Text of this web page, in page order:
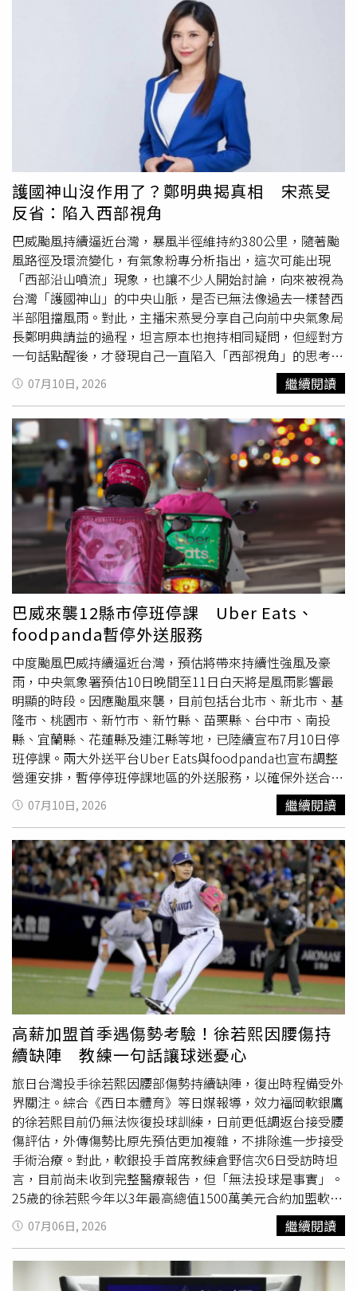
導，襄陽宜城警方7月15日公布這起案件。事件可追溯至6
月2日，宜城市一間超市店員李某盤點庫存時發現，店內五
糧液、劍南春等多款高價白酒銷量突然暴增，短短3天就賣
出200多瓶，總價超過13萬元人民幣（約新台幣53萬元）。
李某表示，過去高檔白酒銷量並不高，平均一個月僅能賣出
三、四瓶，就算逢年過節，一次能賣出一、兩箱就算很多，
這次短短3天就賣出相當於一年份的數量，讓她立刻提高警
覺。更令她懷疑的是，所有訂單皆採網路下單、到店
前來領貨的男子幾乎都不詢問價格，也不查看商品，只花短
短幾分鐘便取貨離開，與一般消費者的購買習慣截然不同。
她想起警方先前到超市宣導反詐騙時，曾提及犯罪集團利用
高價商品進行洗錢的案例，因此沒有驚動對方，而是詳細整
理提貨人的身分資料、外貌特徵及取貨時間等資訊，立即向
警方報案。警方追查後發現，提貨人提供的身分資料全是假
造，付款帳戶則分散於大陸各地，而且每筆訂單付款完成後
不久便有人到店領貨，完全符合電信詐騙集團快速將贓款轉
換成實體商品，再透過轉售變現的犯罪模式。警方因此研
判，提貨男子正是俗稱的「車手」，背後則是一條「詐騙贓
款下單、車手取貨、物流轉運、轉售變現」的完整洗錢鏈。
為了將嫌犯一網打盡，警方與李某事先約定，只要對方再次
前來取貨，便立即通知警方，同時持續監控金流並部署警力
埋伏。隔天下午，超市再度接獲網路訂單，熟悉的提貨男子
隨即現身。警方早已埋伏在超市周邊，待男子取貨準備步出
超市時，立即上前將他制伏，而在店外車內等待接應的另一
名共犯，也同步遭警方逮捕。警方查出，兩名嫌犯分別為魯
某與張某。兩人坦承依照上游指示，透過境外聊天軟體接收
取貨任務，再將利用詐騙贓款購買的高價白酒寄往外地，由
下游轉售變現，並依貨值抽取佣金，累計非法獲利7000多
元人民幣（約新台幣2.9萬元）。警方進一步調查發現，魯
某是累犯，2025年7月就曾因相同手法遭湖南岳陽警方查
獲，今年5月才服刑期滿出獄，沒想到不到1個月便重操舊
業，還找來打工時認識的張某加入犯案。警方獲得兩人口供
後，立即趕赴物流據點，成功攔截已寄出的高檔白酒，避免
贓物流入市場。警方表示，偵辦期間同步展開追贓工作，目
前已替被害人追回9萬多元人民幣（約新台幣37萬元）損
失。現階段，魯某因涉嫌掩飾、隱瞞犯罪所得罪，已遭檢方
批准逮捕；張某則被依法採取刑事強制措施，全案仍持續擴
大偵辦，警方也將持續追查背後電信詐騙集團及洗錢網絡。
CTWANT提醒您：飲酒過量，有害健康；未滿18歲禁止飲
酒；酒後不開車，安全有保障。
護國神山沒作用了？鄭明典揭真相 宋燕旻
反省：陷入西部視角
巴威颱風持續逼近台灣，暴風半徑維持約380公里，隨著颱
風路徑及環流變化，有氣象粉專分析指出，這次可能出現
「西部沿山噴流」現象，也讓不少人開始討論，向來被視為
台灣「護國神山」的中央山脈，是否已無法像過去一樣替西
半部阻擋風雨。對此，主播宋燕旻分享自己向前中央氣象局
長鄭明典請益的過程，坦言原本也抱持相同疑問，但經對方
一句話點醒後，才發現自己一直陷入「西部視角」的思考模
式。宋燕旻透露，與鄭明典談論巴威颱風後，坦言自己陷入
西部視角思考，直呼「思想太僵化」。（圖／翻攝自
Threads，somiisung宋燕旻在Threads表示，日前致電鄭明
典詢問巴威颱風可能帶來的影響時，曾直接問對方，這次是
否代表中央山脈「護國神山」的作用失靈。沒想到鄭明典回
應，中央山脈並沒有失去作用，它依然是護國神山，只是這
一次保護的對象是台灣東部，因此台東受到的風雨相對較
小，反而需要留意焚風等天氣現象。這番話讓宋燕旻坦言瞬
間被點醒，也忍不住自我反省，直呼「我的思想真的太僵化
了」。她表示，自己過去總習慣從西部角度理解「護國神
山」的意義，卻忽略中央山脈的防護效果，本來就會隨著颱
風路徑、風向及環流配置不同而改變，並非每一次都是替西
半部擋風擋雨。貼文曝光後，也掀起不少網友討論。有人提
醒，「台灣東部一直都有住人，西部中心思維真的需要換位
思考」；宋燕旻則回應，自己平時看到台北內湖淹水，也會
下意識覺得「還好我家沒事」，如今才意識到這樣的想法其
實反映出地域侷限。另有網友指出，颱風環流本來就是逆時
針旋轉，中央山脈究竟保護哪一側，主要取決於颱風行進路
徑，因此從物理角度並不難理解。對此，宋燕旻坦言，道理
雖然不複雜，但真正要跳脫自我中心與生活圈的視角，其實
並不容易，也因此更值得反省。另外，也有網友留言表示，
「不能只有在中央山脈保護你的時候才稱它是護國神山」、
「花東居民同樣需要被保護，不能每次都是東部替西部擋
災」。宋燕旻看完後也有感而發，認為若進一步思考，對離
島居民而言，「護國神山」這個稱呼或許又顯得更加遙遠，
顯示不同地區民眾對同一句話，可能有截然不同的感受。除
了分享與鄭明典的對話，她也提到巴威來襲前的另一件小插
曲。她表示，還沒到午夜12點，Uber Eats就已提前停止接
受訂單，即使當時外頭尚未開始下雨，民眾仍無法透過平台
點餐，就連外帶自取也無法使用。不過，她認為這是業者為
保障外送員安全所採取的超前部署，因此改為直接打電話向
店家訂餐，再自行前往取餐，並肯定相關防颱措施。
07月10日, 2026 繼續閱讀
巴威來襲12縣市停班停課 Uber Eats、
foodpanda暫停外送服務
中度颱風巴威持續逼近台灣，預估將帶來持續性強風及豪
雨，中央氣象署預估10日晚間至11日白天將是風雨影響最
明顯的時段。因應颱風來襲，目前包括台北市、新北市、基
隆市、桃園市、新竹市、新竹縣、苗栗縣、台中市、南投
縣、宜蘭縣、花蓮縣及連江縣等地，已陸續宣布7月10日停
班停課。兩大外送平台Uber Eats與foodpanda也宣布調整
營運安排，暫停停班停課地區的外送服務，以確保外送合作
夥伴的安全。Uber Eats表示，平台將依據行政院人事行政
總處及各地方政府依法發布的停班停課公告，暫停相關地區
的營運及外送服務，並提醒外送合作夥伴於停班停課期間保
持離線，待收到平台恢復營運通知後再重新上線。Uber
Eats也指出，若屬正常上班上課地區，但因颱風帶來惡劣天
候或道路狀況影響配送作業，可能出現外送延遲情形，敬請
消費者理解與體諒。foodpanda則表示，為保障外送員安
全，將配合政府停班停課措施，自7月10日凌晨0時起暫停
外送服務，並於服務停止前30分鐘提前關閉平台。不過，外
帶自取服務仍維持正常提供，不受此次措施影響。
foodpanda指出，後續將依照各地方政府最新公告及相關指
示，適時恢復外送服務，提醒消費者可持續留意平台最新通
知，以掌握營運恢復時間。
07月10日, 2026 繼續閱讀
高薪加盟首季遇傷勢考驗！徐若熙因腰傷持
續缺陣 教練一句話讓球迷憂心
旅日台灣投手徐若熙因腰部傷勢持續缺陣，復出時程備受外
界關注。綜合《西日本體育》等日媒報導，效力福岡軟銀鷹
的徐若熙目前仍無法恢復投球訓練，日前更低調返台接受腰
傷評估，外傳傷勢比原先預估更加複雜，不排除進一步接受
手術治療。對此，軟銀投手首席教練倉野信次6日受訪時坦
言，目前尚未收到完整醫療報告，但「無法投球是事實」。
25歲的徐若熙今年以3年最高總值1500萬美元合約加盟軟
銀，被球團視為先發輪值的重要戰力。本季截至目前，他已
在日職一軍先發6場，累計拿下2勝3敗、防禦率4.99，共投
30.2局失17分責失分。原本預定於6月24日在福岡主場迎戰
歐力士猛牛先發，不過就在登板前一天，因腰部突然出現不
07月06日, 2026 繼續閱讀